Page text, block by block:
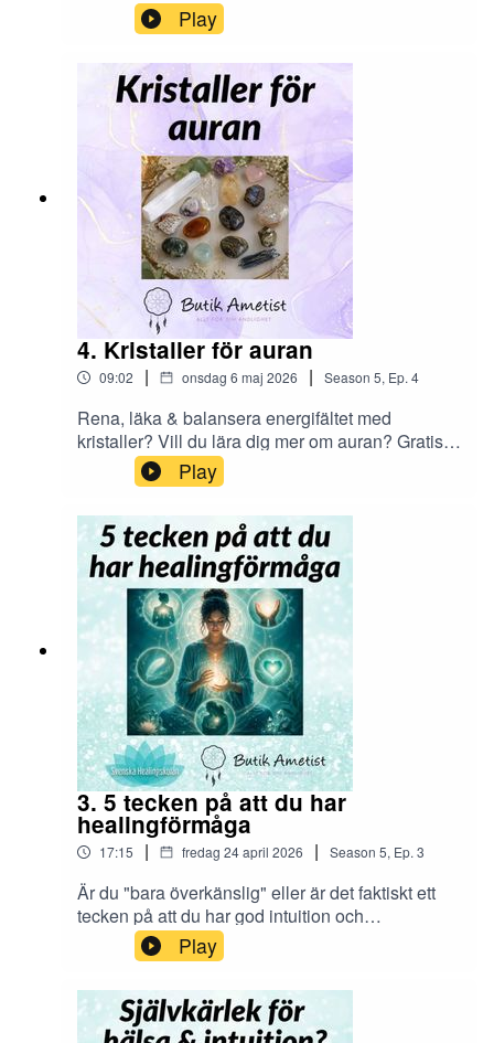
Play
4. Kristaller för auran
09:02 | onsdag 6 maj 2026 | Season 5, Ep. 4
Rena, läka & balansera energifältet med
kristaller? Vill du lära dig mer om auran? Gratis
kurs i maj 2026 på
www.svenskahealingskolan.se
Play
3. 5 tecken på att du har
healingförmåga
17:15 | fredag 24 april 2026 | Season 5, Ep. 3
Är du "bara överkänslig" eller är det faktiskt ett
tecken på att du har god intuition och
healingförmåga? :)
Play